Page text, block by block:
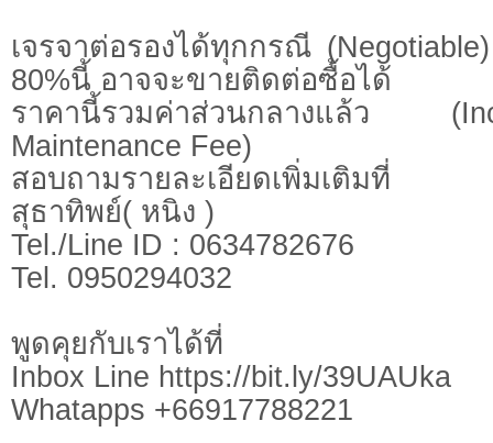
เจรจาต่อรองได้ทุกกรณี
80%นี้ อาจจะขายติดต่อซื้อได้
ราคานี้รวมค่าส่วนกลางแล้ว
Maintenance Fee)
สอบถามรายละเอียดเพิ่มเติมที่
สุธาทิพย์( หนิง )
Tel./Line ID : 0634782676
Tel. 0950294032
พูดคุยกับเราได้ที่
Inbox Line https://bit.ly/39UAUka
Whatapps +66917788221